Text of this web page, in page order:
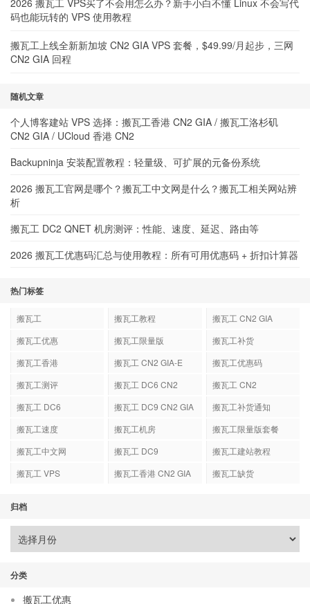
2026 搬瓦工 VPS买了不会用怎么办？新手小白不懂 Linux 不会写代
码也能玩转的 VPS 使用教程
搬瓦工上线全新新加坡 CN2 GIA VPS 套餐，$49.99/月起步，三网
CN2 GIA 回程
随机文章
个人博客建站 VPS 选择：搬瓦工香港 CN2 GIA / 搬瓦工洛杉矶
CN2 GIA / UCloud 香港 CN2
Backupninja 安装配置教程：轻量级、可扩展的元备份系统
2026 搬瓦工官网是哪个？搬瓦工中文网是什么？搬瓦工相关网站辨
析
搬瓦工 DC2 QNET 机房测评：性能、速度、延迟、路由等
2026 搬瓦工优惠码汇总与使用教程：所有可用优惠码 + 折扣计算器
热门标签
搬瓦工 搬瓦工教程
搬瓦工 CN2 GIA
搬瓦工优惠
搬瓦工限量版
搬瓦工补货
搬瓦工香港
搬瓦工 CN2 GIA-E
搬瓦工优惠码
搬瓦工测评
搬瓦工 DC6 CN2
搬瓦工 CN2
搬瓦工 DC6
搬瓦工 DC9 CN2 GIA
搬瓦工补货通知
搬瓦工速度
搬瓦工机房
搬瓦工限量版套餐
搬瓦工中文网
搬瓦工 DC9
搬瓦工建站教程
搬瓦工 VPS
搬瓦工香港 CN2 GIA 搬瓦工缺货
归档
分类
搬瓦工优惠